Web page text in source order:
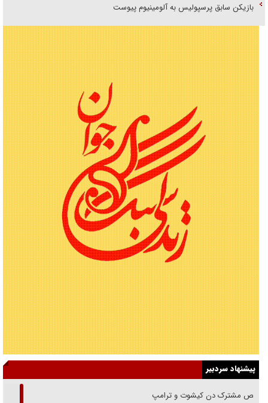
بازیکن سابق پرسپولیس به آلومینیوم پیوست
پیشنهاد سردبیر
رقص مشترک دن کیشوت و ترامپ